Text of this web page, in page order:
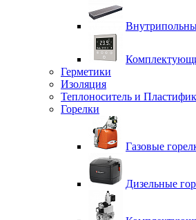
Герметики
Изоляция
Теплоноситель и
Горелки
Газовые
Дизельные